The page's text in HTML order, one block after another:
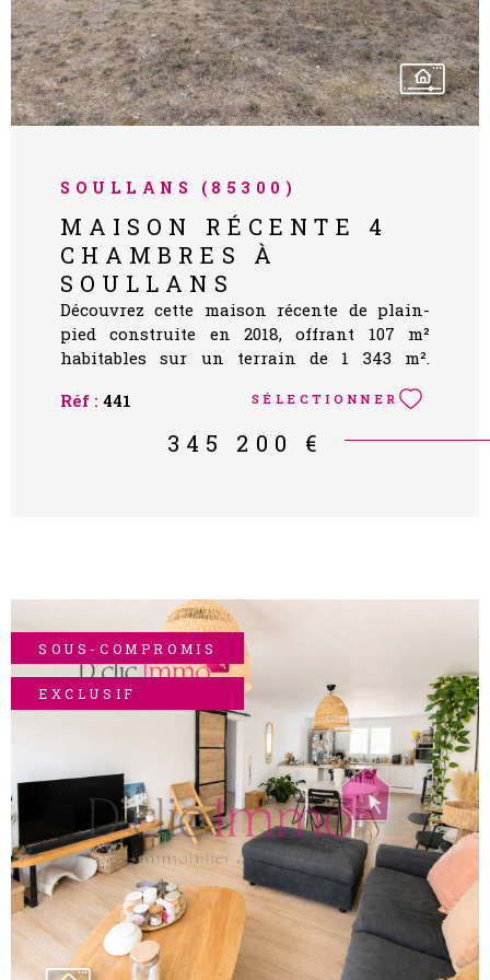
SOULLANS (85300)
MAISON RÉCENTE 4
CHAMBRES À
SOULLANS
Découvrez cette maison récente de plain-
pied construite en 2018, offrant 107 m²
habitables sur un terrain de 1 343 m².
Challans, elle se compose d’une agréable
pièce de vie lumineuse avec cuisine
aménagée et équipée, de 4 chambres, d’une
propose également un garage de 29 m². Une
maison moderne et confortable, idéale pour
une famille à la recherche de tranquillité et
de performance énergétique. Les
informations sur les risques auxquels ce
bien est exposé sont disponibles sur le site
Géorisques : www.georisques.gouv.fr Pour
toute visite et renseignements contactez
Cécilia, Agence D'clic Immo - EI - Agent
commercial immatriculé au RSAC de La
Roche-sur-Yon sous le numéro 2025AC00286
Réf : 441 SÉLECTIONNER
345 200 €
SOUS-COMPROMIS
EXCLUSIF
VOIR LE BIEN